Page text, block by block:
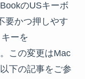
のUSキーボ
要かつ押しやす
ーを
この変更はMac
下の記事をご参